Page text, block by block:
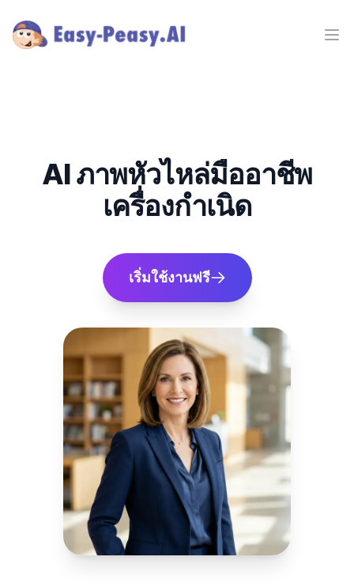
AI ภาพหัวไหล่มืออาชีพ
เครื่องกำเนิด
เริ่มใช้งานฟรี